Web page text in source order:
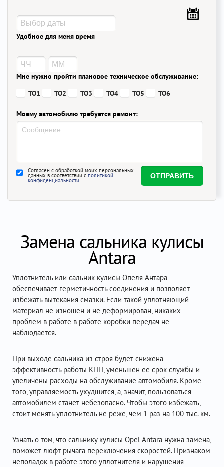
Удобное для меня время
Мне нужно пройти плановое техническое обслуживание:
ТО1
ТО2 ТО3 ТО4 ТО5 ТО6
Моему автомобилю требуется ремонт:
Согласен с обработкой моих персональных
данных в соответствии с политикой
конфиденциальности
Замена сальника кулисы
Antara
Уплотнитель или сальник кулисы Опеля Антара
обеспечивает герметичность соединения и позволяет
избежать вытекания смазки. Если такой уплотняющий
материал не изношен и не деформирован, никаких
проблем в работе в работе коробки передач не
наблюдается.
При выходе сальника из строя будет снижена
эффективность работы КПП, уменьшен ее срок службы и
увеличены расходы на обслуживание автомобиля. Кроме
того, управляемость ухудшится, а, значит, пользоваться
автомобилем станет небезопасно. Чтобы этого избежать,
стоит менять уплотнитель не реже, чем 1 раз на 100 тыс. км.
Узнать о том, что сальнику кулисы Opel Antara нужна замена,
поможет люфт рычага переключения скоростей. Признаком
неполадок в работе этого уплотнителя и нарушения